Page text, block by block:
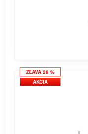
ZĽAVA 28 %
AKCIA